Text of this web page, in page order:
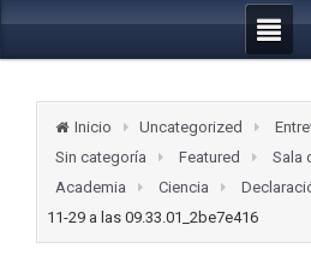
Inicio Uncategorized
Sin categoría
Featured
Sala
Academia
Ciencia
11-29 a las 09.33.01_2be7e416